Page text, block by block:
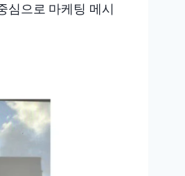
심으로 마케팅 메시